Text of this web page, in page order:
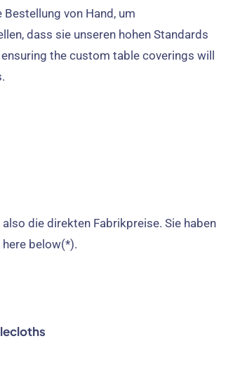
Bestellung von Hand, um
dass sie unseren hohen Standards
ensuring the custom table coverings will
.
also die direkten Fabrikpreise. Sie haben
below(*).